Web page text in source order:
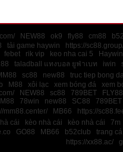
NEW88 ok9 fly88 cm88
tải game haywin
https://
febet rik vip keo nha cai 5
Haywin
taladball แทงบอล ยูฟ่าเบท iwin
sc88 new88
truc tiep bong
M88 xôi lạc xem bóng đá
xem
NEW88 sc88 789BET
FLY88
78win new88 SC88
789BET
mm88.center/ MB66
https://
cái kèo nhà cái kèo nhà cái
7m
GO88 MB66 b52club
trang
https://xx88.ac/